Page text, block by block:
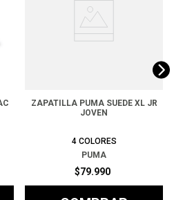
ZAPATILLA PUMA SUEDE XL JR
JOVEN
4 COLORES
PUMA
$79.990